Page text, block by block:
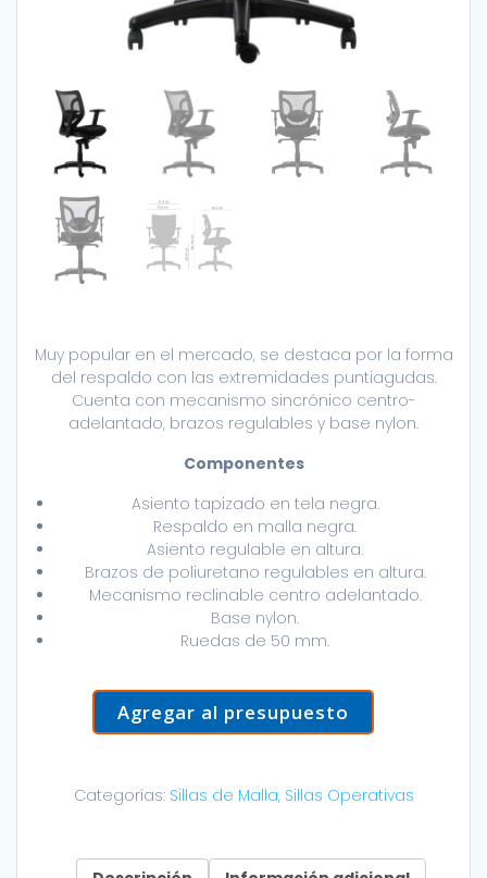
Muy popular en el mercado, se destaca por la forma
del respaldo con las extremidades puntiagudas.
Cuenta con mecanismo sincrónico centro-
adelantado, brazos regulables y base nylon.
Componentes
Asiento tapizado en tela negra.
Respaldo en malla negra.
Asiento regulable en altura.
Brazos de poliuretano regulables en altura.
Mecanismo reclinable centro adelantado.
Base nylon.
Ruedas de 50 mm.
Agregar al presupuesto
Categorías: Sillas de Malla, Sillas Operativas